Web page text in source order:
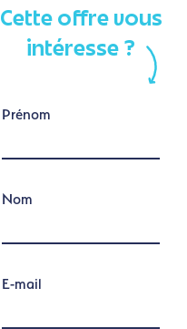
Cette offre vous
intéresse ?
Prénom
Nom
E-mail